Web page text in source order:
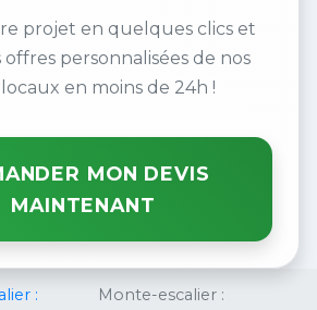
projet en quelques clics et
offres personnalisées de nos
en moins de 24h !
MON DEVIS
MAINTENANT
:
Monte-escalier :